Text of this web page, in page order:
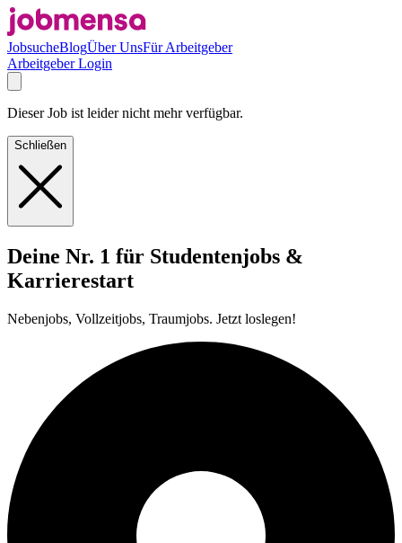
JobsucheBlogÜber UnsFür Arbeitgeber
Arbeitgeber Login
Dieser Job ist leider nicht mehr verfügbar.
Schließen
Deine Nr. 1 für Studentenjobs &
Karrierestart
Nebenjobs, Vollzeitjobs, Traumjobs. Jetzt loslegen!